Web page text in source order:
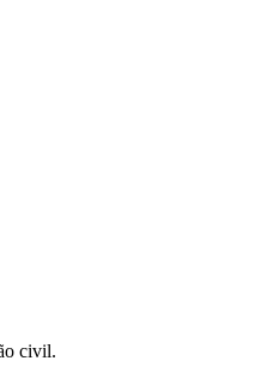
civil.